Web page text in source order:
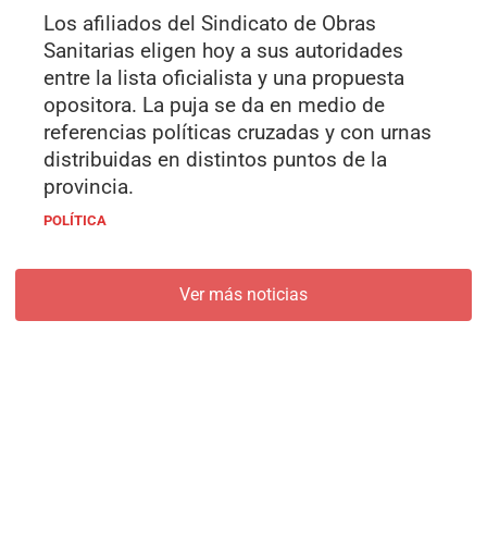
Los afiliados del Sindicato de Obras
Sanitarias eligen hoy a sus autoridades
entre la lista oficialista y una propuesta
opositora. La puja se da en medio de
referencias políticas cruzadas y con urnas
distribuidas en distintos puntos de la
provincia.
POLÍTICA
Ver más noticias